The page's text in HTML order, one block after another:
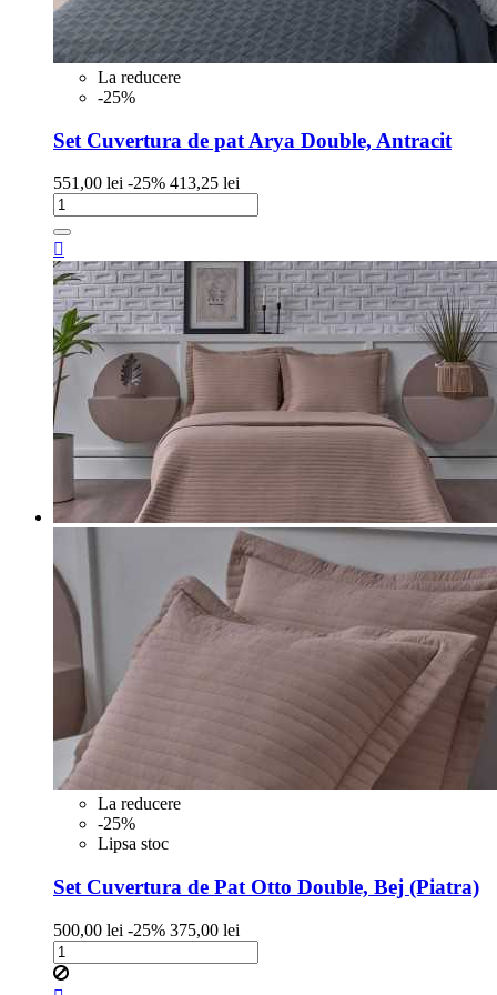
La reducere
-25%
Set Cuvertura de pat Arya Double, Antracit
Pret
de
baza
551,00 lei -25%Pret
413,25 lei

La reducere
-25%
Lipsa stoc
Set Cuvertura de Pat Otto Double, Bej (Piatra)
Pret
de
baza
500,00 lei -25%Pret
375,00 lei